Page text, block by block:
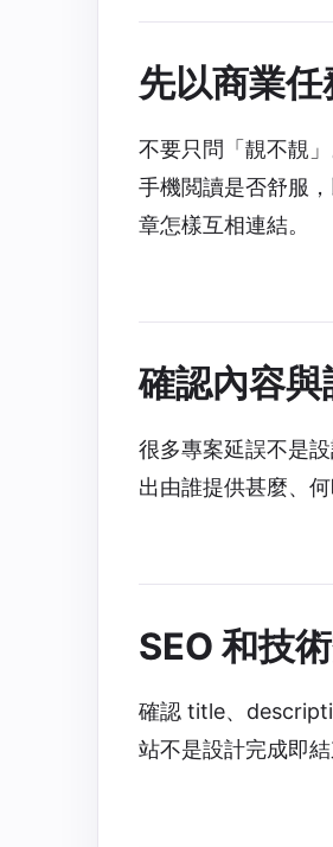
先以商業
不要只問「靚不靚
手機閲讀是否舒服
章怎樣互相連結。
確認內容
很多專案延誤不是
出由誰提供甚麼、
SEO 和技
確認 title、
站不是設計完成即